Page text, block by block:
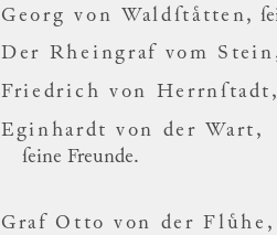
Georg von Waldſtaͤtten,
Der Rheingraf vom
Friedrich von Herrnſtadt,
Eginhardt von der Wart,
ſeine Freunde.
Graf Otto von der Fluͤhe,